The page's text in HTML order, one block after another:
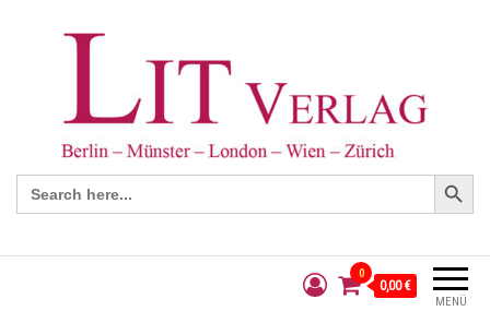
Search
for:
Search Button
MENÜ
0
0,00 €